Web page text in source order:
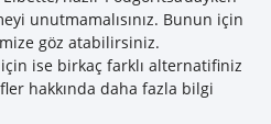
unutmamalısınız. Bunun için
göz atabilirsiniz.
için ise birkaç farklı alternatifiniz
hakkında daha fazla bilgi